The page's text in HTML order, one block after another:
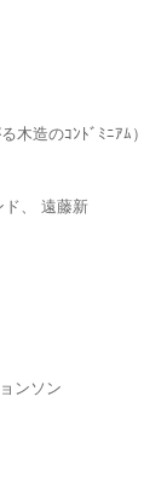
木造のｺﾝﾄﾞﾐﾆｱﾑ）
、 遠藤新
ンソン